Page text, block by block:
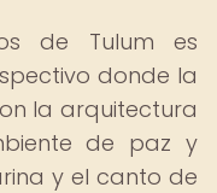
de Tulum es
donde la
la arquitectura
de paz y
y el canto de